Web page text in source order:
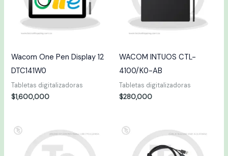
Wacom One Pen Display 12
DTC141W0
Tabletas digitalizadoras
$1,600,000
WACOM INTUOS CTL-
4100/K0-AB
Tabletas digitalizadoras
$280,000